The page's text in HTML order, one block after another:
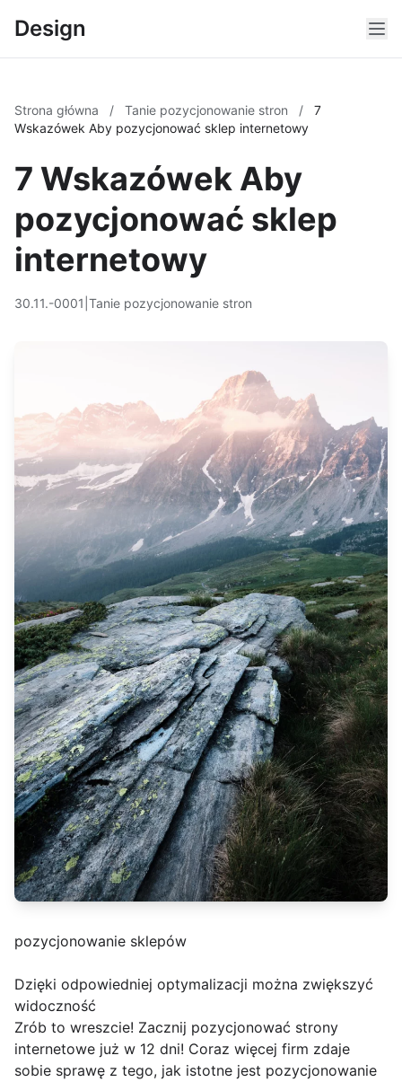
Design
Strona główna / Tanie pozycjonowanie stron /
7
Wskazówek Aby pozycjonować sklep internetowy
7 Wskazówek Aby
pozycjonować sklep
internetowy
30.11.-0001 Tanie pozycjonowanie stron
pozycjonowanie sklepów
Dzięki odpowiedniej optymalizacji można zwiększyć
widoczność
Zrób to wreszcie! Zacznij pozycjonować strony
internetowe już w 12 dni! Coraz więcej firm zdaje
sobie sprawę z tego, jak istotne jest pozycjonowanie